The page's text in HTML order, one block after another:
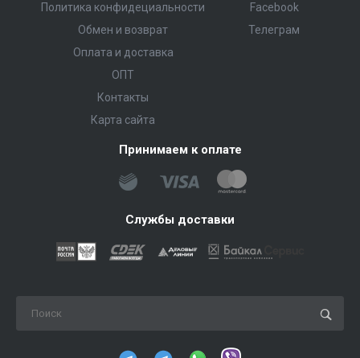
Политика конфидециальности
Обмен и возврат
Оплата и доставка
ОПТ
Контакты
Карта сайта
Facebook
Телеграм
Принимаем к оплате
Службы доставки